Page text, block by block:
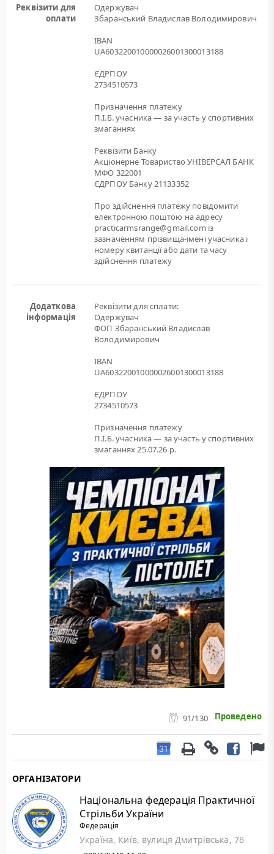
Реквізити для
оплати
Одержувач
Збаранський Владислав Володимирович
IBAN
UA603220010000026001300013188
ЄДРПОУ
2734510573
Призначення платежу
П.І.Б. учасника — за участь у спортивних
змаганнях
Реквізити Банку
Акціонерне Товариство УНІВЕРСАЛ БАНК
МФО 322001
ЄДРПОУ Банку 21133352
Про здійснення платежу повідомити
електронною поштою на адресу
practicarmsrange@gmail.com із
зазначенням прізвища-імені учасника і
номеру квитанції або дати та часу
здійснення платежу
Додаткова
інформація
Реквізити для сплати:
Одержувач
ФОП Збаранський Владислав
Володимирович
IBAN
UA603220010000026001300013188
ЄДРПОУ
2734510573
Призначення платежу
П.І.Б. учасника — за участь у спортивних
змаганнях 25.07.26 р.
91/130 Проведено
ОРГАНІЗАТОРИ
Національна федерація Практичної
Стрільби України
Федерація
Україна, Київ, вулиця Дмитрівська, 76